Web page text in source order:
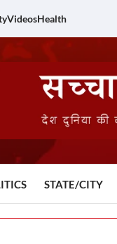
VideosHealth
STATE/CITY